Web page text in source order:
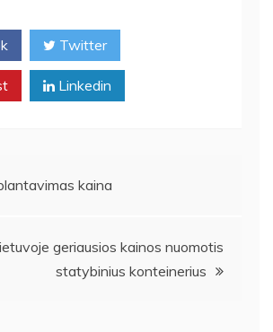
Twitter
Linkedin
kaina
geriausios kainos nuomotis
statybinius konteinerius